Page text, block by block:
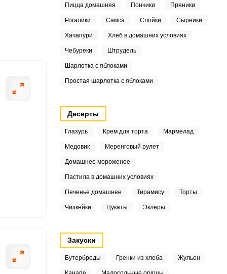
Пицца домашняя Пончики Пряники
Рогалики Самса Слойки Сырники
Хачапури Хлеб в домашних условиях
Чебуреки Штрудель
Шарлотка с яблоками
Простая шарлотка с яблоками
Десерты
Глазурь Крем для торта Мармелад
Медовик Меренговый рулет
Домашнее мороженое
Пастила в домашних условиях
Печенье домашнее Тирамису Торты
Чизкейки Цукаты Эклеры
Закуски
Бутерброды Гренки из хлеба Жульен
2 ИЗ 8